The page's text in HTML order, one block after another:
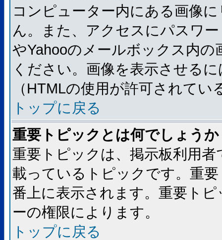
コンピューター内にある画像
ん。また、アクセスにパスワ
やYahooのメールボックス内
ください。画像を表示させる
（HTMLの使用が許可されて
トップに戻る
重要トピックとは何でしょうか
重要トピックは、掲示板利用
載っているトピックです。重
番上に表示されます。重要ト
ーの権限によります。
トップに戻る